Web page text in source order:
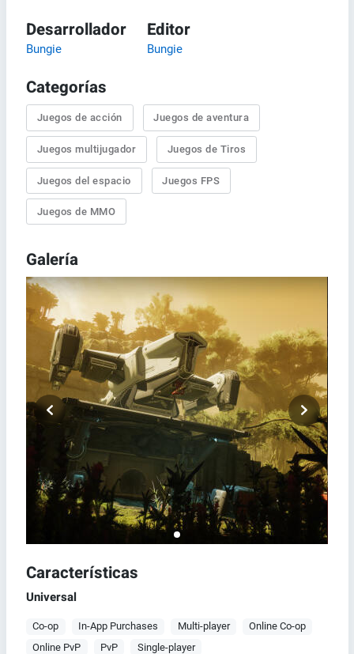
Desarrollador
Bungie
Editor
Bungie
Categorías
Juegos de acción Juegos de aventura
Juegos multijugador Juegos de Tiros
Juegos del espacio Juegos FPS
Juegos de MMO
Galería
Características
Universal
Co-op In-App Purchases Multi-player
Online Co-op
Online PvP
PvP
Single-player